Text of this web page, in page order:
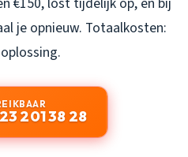
je opnieuw. Totaalkosten:
201 38 28